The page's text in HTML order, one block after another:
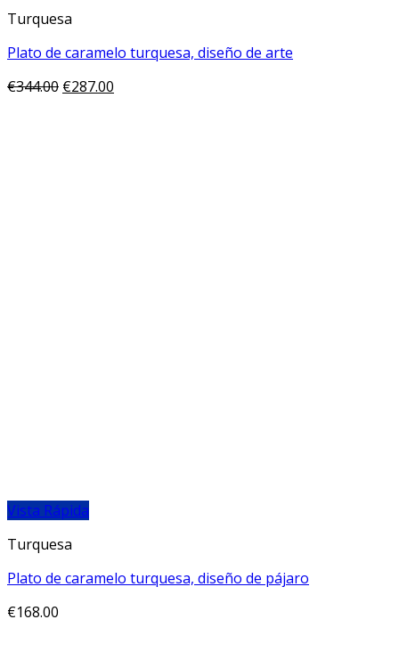
Turquesa
Plato de caramelo turquesa, diseño de arte
€344.00 €287.00
Vista Rápida
Turquesa
Plato de caramelo turquesa, diseño de pájaro
€168.00